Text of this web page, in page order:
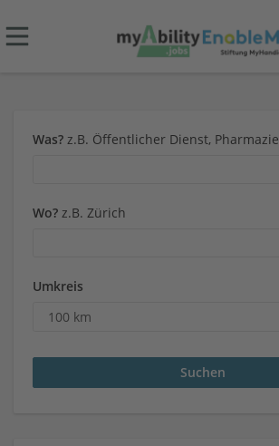
Was? z.B. Öffentlicher Dienst, Pharmazie
Wo? z.B. Zürich
Umkreis